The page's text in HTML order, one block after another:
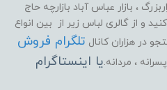
، بازار عباس آباد بازارچه حاج
و از گالری لباس زیر از بین انواع
در هزاران کانال تلگرام فروش
، مردانه.یا اینستاگرام